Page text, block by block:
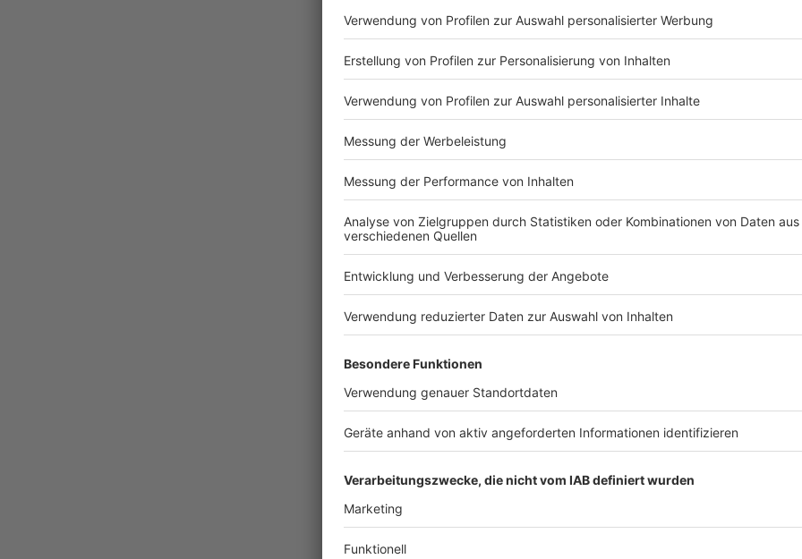
Es werden viele Sirenen heulen, aber welche
entscheiden die örtlichen Behörden. Die Sirenen
Zweiten Weltkriegs.
Anzeige
Warum sind die heute immer noch nötig?
Anzeige
Sirenen gelten vor allem nachts als zuverlässiges
aus dem Schlaf, wenn Fernseher, Radio und Handy
Wozu braucht man dann noch andere
Anzeige
Sirenen können nur kundtun, dass Gefahr im Verzug
Lautsprecherfahrzeuge kann man die Bevölkerung
NINA, die Notfall-Informations- und Nachrichten-